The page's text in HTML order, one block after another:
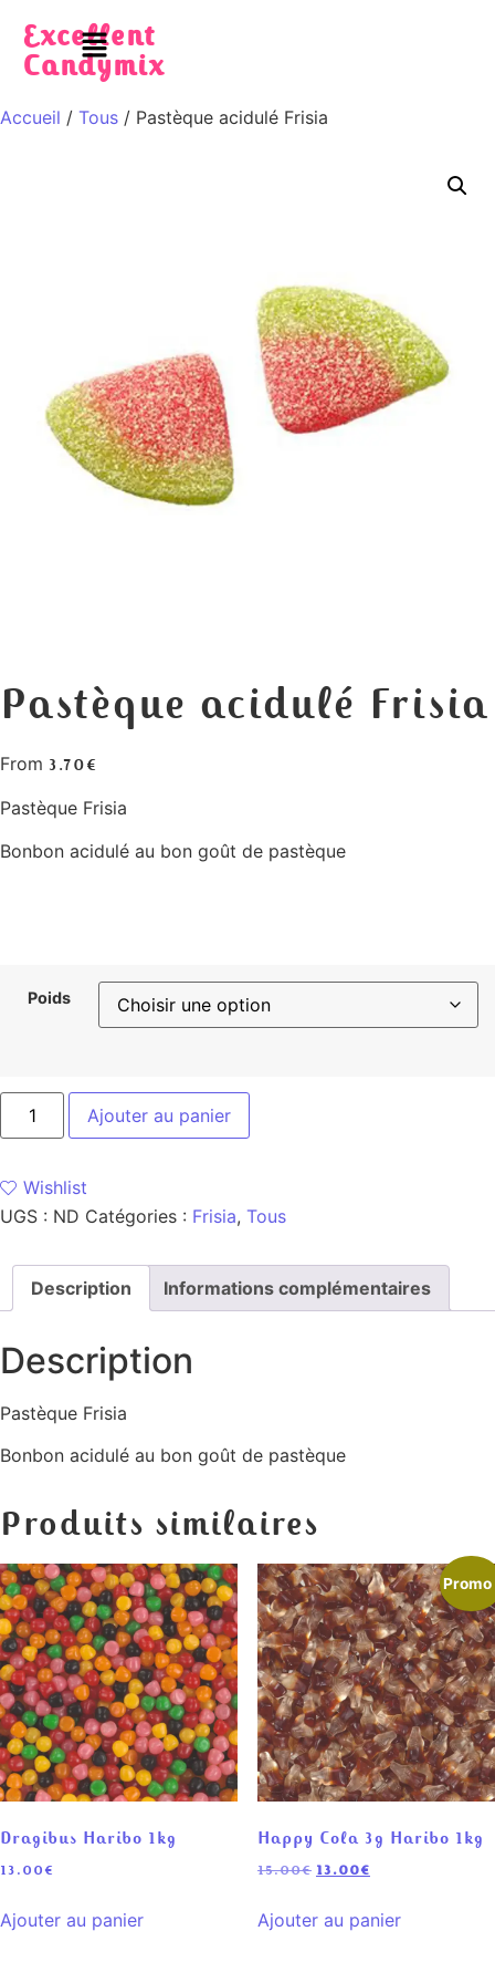
Excellent
Candymix
Accueil / Tous / Pastèque acidulé Frisia
Pastèque acidulé Frisia
From 3.70€
Pastèque Frisia
Bonbon acidulé au bon goût de pastèque
Poids
Ajouter au panier
Wishlist
UGS : ND Catégories : Frisia, Tous
Description Informations complémentaires
Description
Pastèque Frisia
Bonbon acidulé au bon goût de pastèque
Produits similaires
Dragibus Haribo 1kg
13.00€
Ajouter au panier
Promo
Happy Cola 3g Haribo 1kg
15.00€ 13.00€
Ajouter au panier